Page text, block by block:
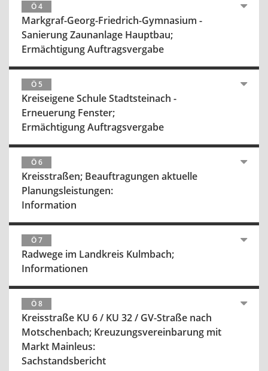
Ö 4
Markgraf-Georg-Friedrich-Gymnasium -
Sanierung Zaunanlage Hauptbau;
Ermächtigung Auftragsvergabe
Ö 5
Kreiseigene Schule Stadtsteinach -
Erneuerung Fenster;
Ermächtigung Auftragsvergabe
Ö 6
Kreisstraßen; Beauftragungen aktuelle
Planungsleistungen:
Information
Ö 7
Radwege im Landkreis Kulmbach;
Informationen
Ö 8
Kreisstraße KU 6 / KU 32 / GV-Straße nach
Motschenbach; Kreuzungsvereinbarung mit
Markt Mainleus:
Sachstandsbericht